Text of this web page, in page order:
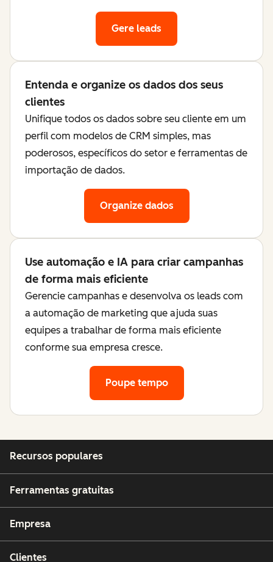
Gere leads
Entenda e organize os dados dos seus
clientes
Unifique todos os dados sobre seu cliente em um
perfil com modelos de CRM simples, mas
poderosos, específicos do setor e ferramentas de
importação de dados.
Organize dados
Use automação e IA para criar campanhas
de forma mais eficiente
Gerencie campanhas e desenvolva os leads com
a automação de marketing que ajuda suas
equipes a trabalhar de forma mais eficiente
conforme sua empresa cresce.
Poupe tempo
Recursos populares
Ferramentas gratuitas
Empresa
Clientes